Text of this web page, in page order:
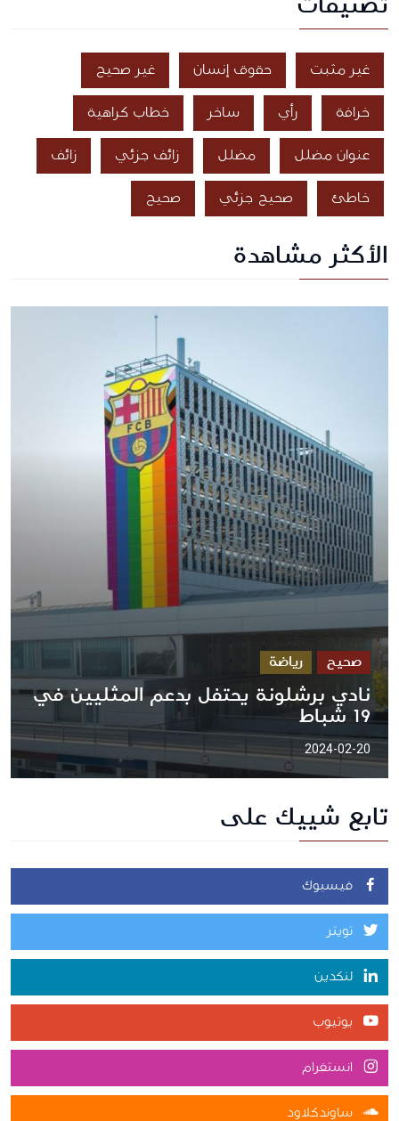
تصنيفات
غير مثبت حقوق إنسان غير صحيح
خرافة رأي ساخر خطاب كراهية
عنوان مضلل مضلل زائف جزئي زائف
خاطئ صحيح جزئي صحيح
الأكثر مشاهدة
صحيح رياضة
نادي برشلونة يحتفل بدعم المثليين في
19 شباط
2024-02-20
تابع شييك على
فيسبوك
تويتر
لنكدين
يوتيوب
انستغرام
ساوندكلاود